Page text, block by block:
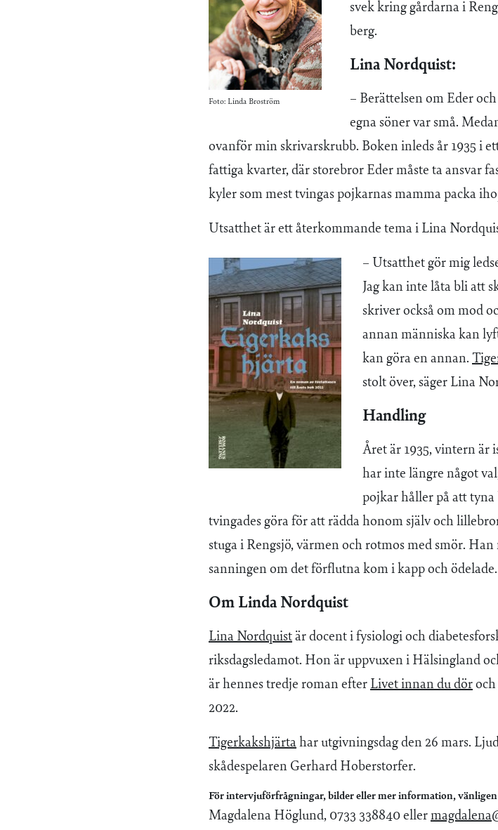
Foto: Linda Broström
svek kring gårdarna i
berg.
Lina Nordquist:
– Berättelsen om Eder
egna söner var små.
ovanför min skrivarskrubb. Boken inleds år 1935 i
fattiga kvarter, där storebror Eder måste ta ansvar
kyler som mest tvingas pojkarnas mamma packa
Utsatthet är ett återkommande tema i Lina
– Utsatthet gör mig
Jag kan inte låta bli att
skriver också om mod
annan människa kan
kan göra en annan.
stolt över, säger Lina
Handling
Året är 1935, vintern är
har inte längre något
pojkar håller på att
tvingades göra för att rädda honom själv och
stuga i Rengsjö, värmen och rotmos med smör.
sanningen om det förflutna kom i kapp och
Om Linda Nordquist
Lina Nordquist är docent i fysiologi och
riksdagsledamot. Hon är uppvuxen i Hälsingland
är hennes tredje roman efter Livet innan du dör och
2022.
Tigerkakshjärta har utgivningsdag den 26 mars.
skådespelaren Gerhard Hoberstorfer.
För intervjuförfrågningar, bilder eller mer information,
Magdalena Höglund, 0733 338840 eller